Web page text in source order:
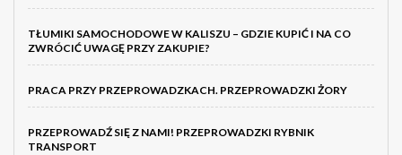
TŁUMIKI SAMOCHODOWE W KALISZU – GDZIE KUPIĆ I NA CO
ZWRÓCIĆ UWAGĘ PRZY ZAKUPIE?
PRACA PRZY PRZEPROWADZKACH. PRZEPROWADZKI ŻORY
PRZEPROWADŹ SIĘ Z NAMI! PRZEPROWADZKI RYBNIK
TRANSPORT